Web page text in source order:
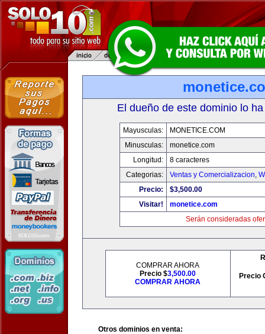
El dueño de este dominio lo
Mayusculas:
MONETICE.COM
Minusculas:
monetice.com
Longitud:
8 caracteres
Categorias:
Ventas y Comercializacion,
Precio:
$3,500.00
Visitar!
monetice.com
Serán consideradas
COMPRAR AHORA
Precio $3,500.00
COMPRAR AHORA
Precio
Otros dominios en venta: